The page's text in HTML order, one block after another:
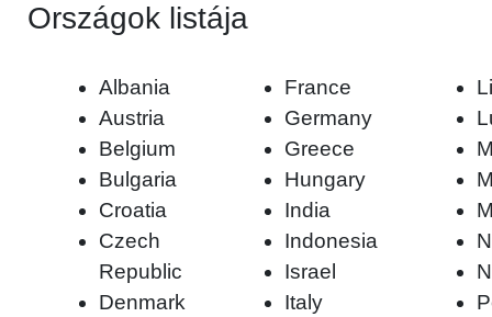
Országok listája
Albania
Austria
Belgium
Bulgaria
Croatia
Czech
Republic
Denmark
France
Germany
Greece
Hungary
India
Indonesia
Israel
Italy